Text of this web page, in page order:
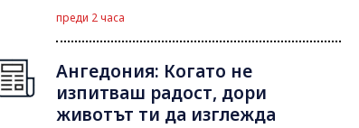
преди 2 часа
Ангедония: Когато не
изпитваш радост, дори
животът ти да изглежда